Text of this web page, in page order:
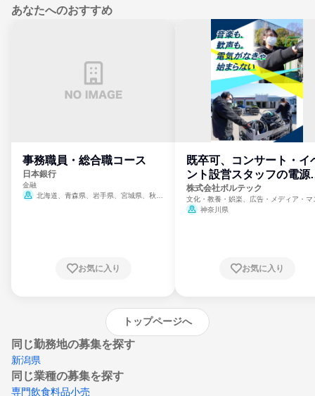
あなたへのおすすめ
事務職員・総合職コース
日本銀行
金融
北海道、青森県、岩手県、宮城県、秋田
崎県、熊本県、大分県、宮崎県、鹿児島県、
お気に入り
既卒可、コンサート・イ
ント設営スタッフの電源
門
株式会社ボルテック
文化・教養・娯楽、広告・メディア・マ
ミ、電力・ガス・水道・エネルギー
神奈川県
お気に入り
トップページへ
同じ勤務地の募集を探す
新潟県
同じ業種の募集を探す
専門飲食料品小売